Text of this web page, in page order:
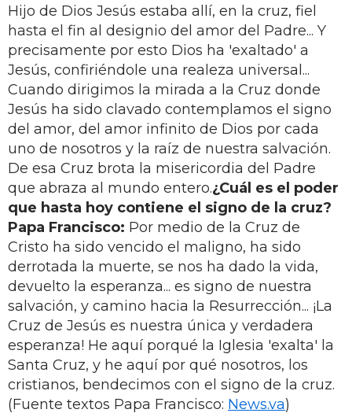
Hijo de Dios Jesús estaba allí, en la cruz, fiel
hasta el fin al designio del amor del Padre... Y
precisamente por esto Dios ha 'exaltado' a
Jesús, confiriéndole una realeza universal...
Cuando dirigimos la mirada a la Cruz donde
Jesús ha sido clavado contemplamos el signo
del amor, del amor infinito de Dios por cada
uno de nosotros y la raíz de nuestra salvación.
De esa Cruz brota la misericordia del Padre
que abraza al mundo entero.¿Cuál es el poder
que hasta hoy contiene el signo de la cruz?
Papa Francisco: Por medio de la Cruz de
Cristo ha sido vencido el maligno, ha sido
derrotada la muerte, se nos ha dado la vida,
devuelto la esperanza... es signo de nuestra
salvación, y camino hacia la Resurrección... ¡La
Cruz de Jesús es nuestra única y verdadera
esperanza! He aquí porqué la Iglesia 'exalta' la
Santa Cruz, y he aquí por qué nosotros, los
cristianos, bendecimos con el signo de la cruz.
(Fuente textos Papa Francisco: News.va)